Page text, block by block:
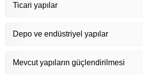
Ticari yapılar
Depo ve endüstriyel yapılar
Mevcut yapıların güçlendirilmesi